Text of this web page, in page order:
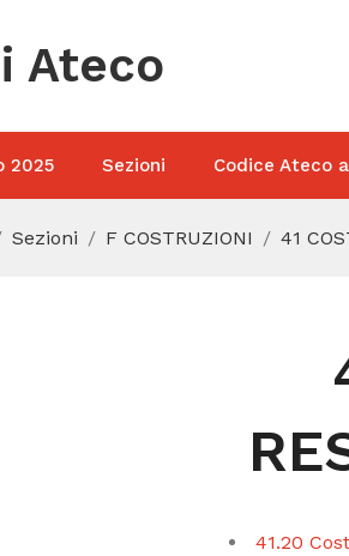
Ateco
2025 Sezioni Codice Ateco
Sezioni F COSTRUZIONI 41
41.20